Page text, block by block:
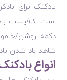
بادکنک برای
است. کافیست
دکمه روشن/
شاهد باد شدن
انواع